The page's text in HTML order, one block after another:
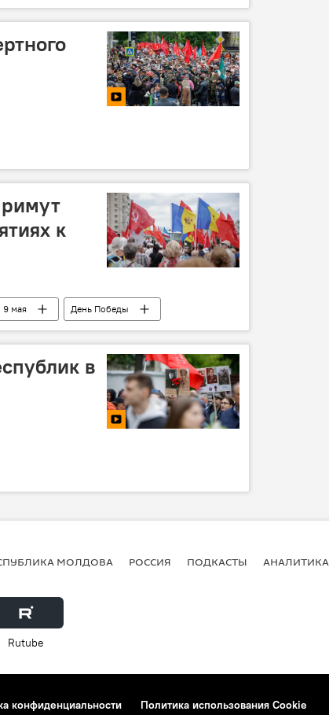
к
9 мая День Победы
в
МОЛДОВА РОССИЯ ПОДКАСТЫ АНАЛИТИКА
Rutube
конфиденциальности Политика использования Cookie